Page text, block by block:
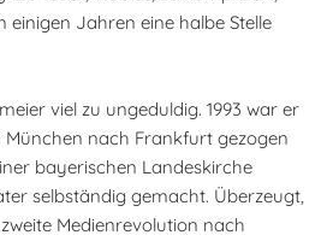
einigen Jahren eine halbe Stelle
viel zu ungeduldig. 1993 war er
München nach Frankfurt gezogen
bayerischen Landeskirche
selbständig gemacht. Überzeugt,
Medienrevolution nach